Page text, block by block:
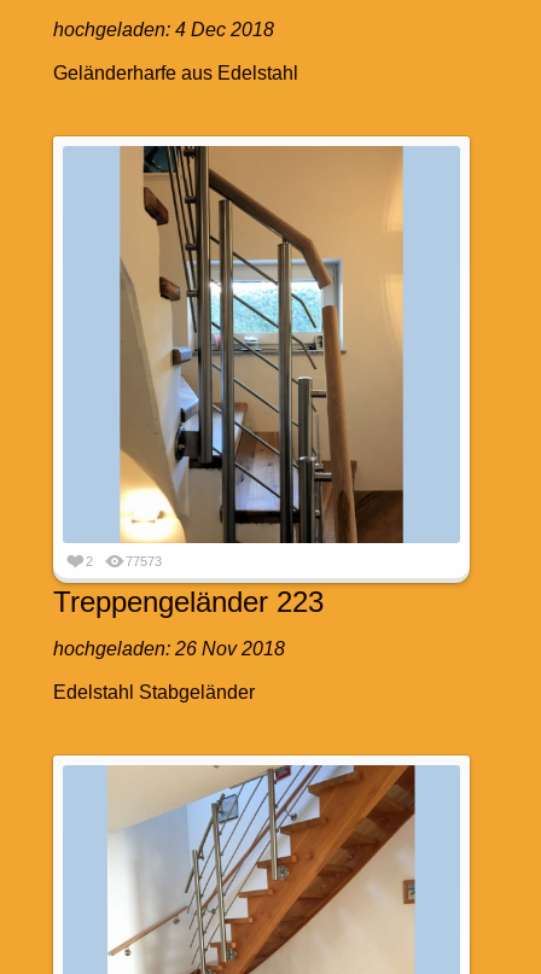
hochgeladen: 4 Dec 2018
Geländerharfe aus Edelstahl
2 77573
Treppengeländer 223
hochgeladen: 26 Nov 2018
Edelstahl Stabgeländer